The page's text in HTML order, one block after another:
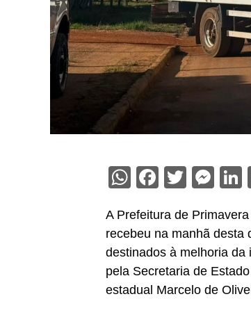
WhatsApp
Facebook
A Prefeitura de
recebeu na manhã desta
destinados à melhoria
pela Secretaria de
estadual Marcelo de